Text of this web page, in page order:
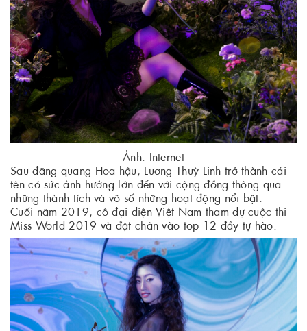
Ảnh: Internet
Sau đăng quang Hoa hậu, Lương Thuỳ Linh trở thành cái
tên có sức ảnh hưởng lớn đến với cộng đồng thông qua
những thành tích và vô số những hoạt động nổi bật.
Cuối năm 2019, cô đại diện Việt Nam tham dự cuộc thi
Miss World 2019 và đặt chân vào top 12 đầy tự hào.